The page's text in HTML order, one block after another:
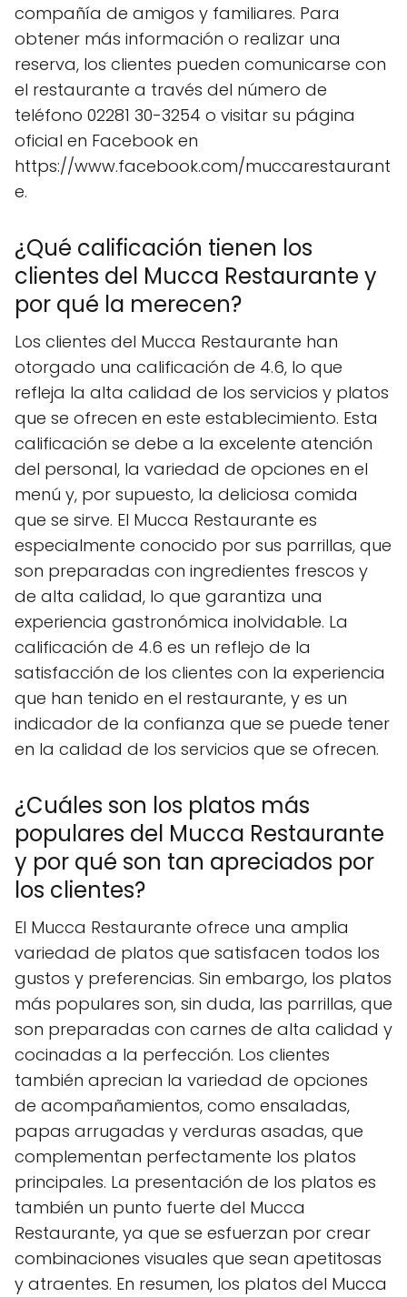
compañía de amigos y familiares. Para
obtener más información o realizar una
reserva, los clientes pueden comunicarse con
el restaurante a través del número de
teléfono 02281 30-3254 o visitar su página
oficial en Facebook en
https://www.facebook.com/muccarestaurant
e.
¿Qué calificación tienen los
clientes del Mucca Restaurante y
por qué la merecen?
Los clientes del Mucca Restaurante han
otorgado una calificación de 4.6, lo que
refleja la alta calidad de los servicios y platos
que se ofrecen en este establecimiento. Esta
calificación se debe a la excelente atención
del personal, la variedad de opciones en el
menú y, por supuesto, la deliciosa comida
que se sirve. El Mucca Restaurante es
especialmente conocido por sus parrillas, que
son preparadas con ingredientes frescos y
de alta calidad, lo que garantiza una
experiencia gastronómica inolvidable. La
calificación de 4.6 es un reflejo de la
satisfacción de los clientes con la experiencia
que han tenido en el restaurante, y es un
indicador de la confianza que se puede tener
en la calidad de los servicios que se ofrecen.
¿Cuáles son los platos más
populares del Mucca Restaurante
y por qué son tan apreciados por
los clientes?
El Mucca Restaurante ofrece una amplia
variedad de platos que satisfacen todos los
gustos y preferencias. Sin embargo, los platos
más populares son, sin duda, las parrillas, que
son preparadas con carnes de alta calidad y
cocinadas a la perfección. Los clientes
también aprecian la variedad de opciones
de acompañamientos, como ensaladas,
papas arrugadas y verduras asadas, que
complementan perfectamente los platos
principales. La presentación de los platos es
también un punto fuerte del Mucca
Restaurante, ya que se esfuerzan por crear
combinaciones visuales que sean apetitosas
y atraentes. En resumen, los platos del Mucca